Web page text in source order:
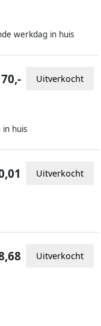
werkdag in huis
in huis
70,- Uitverkocht
Uitverkocht
Uitverkocht